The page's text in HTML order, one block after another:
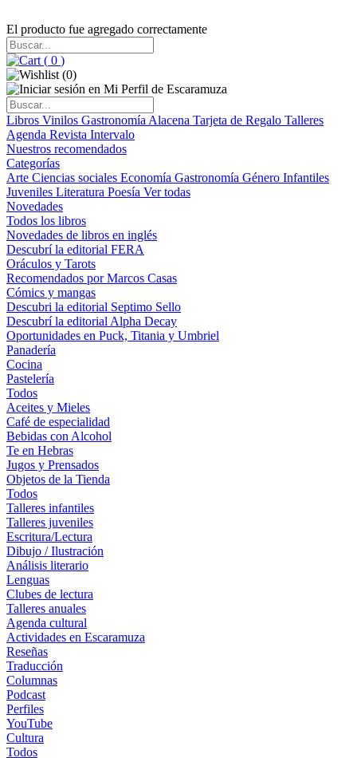
El producto fue agregado correctamente
( 0 )
(0)
Libros Vinilos Gastronomía Alacena Tarjeta de Regalo Talleres
Agenda Revista Intervalo
Nuestros recomendados
Categorías
Arte Ciencias sociales Economía Gastronomía Género Infantiles
Juveniles Literatura Poesía Ver todas
Novedades
Todos los libros
Novedades de libros en inglés
Descubrí la editorial FERA
Oráculos y Tarots
Recomendados por Marcos Casas
Cómics y mangas
Descubri la editorial Septimo Sello
Descubrí la editorial Alpha Decay
Oportunidades en Puck, Titania y Umbriel
Panadería
Cocina
Pastelería
Todos
Aceites y Mieles
Café de especialidad
Bebidas con Alcohol
Te en Hebras
Jugos y Prensados
Objetos de la Tienda
Todos
Talleres infantiles
Talleres juveniles
Escritura/Lectura
Dibujo / Ilustración
Análisis literario
Lenguas
Clubes de lectura
Talleres anuales
Agenda cultural
Actividades en Escaramuza
Reseñas
Traducción
Columnas
Podcast
Perfiles
YouTube
Cultura
Todos